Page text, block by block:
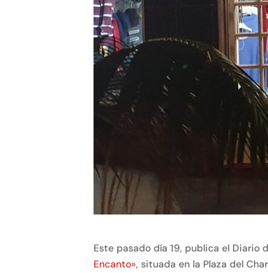
Este pasado día 19, publica el
Encanto», situada en la Plaza del